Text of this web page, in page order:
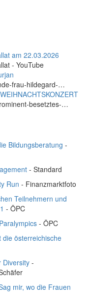
am 22.03.2026
- YouTube
frau-hildegard-…
besetztes-…
Bildungsberatung -
- Standard
Run - Finanzmarktfoto
Teilnehmern und
- ÖPC
- ÖPC
die österreichische
Diversity -
mir, wo die Frauen